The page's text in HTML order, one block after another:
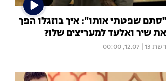
"סתם שפטתי אותו": איך בוזגלו הפך
את שיר ואלעד למעריצים שלו?
רשת 13 12.07, 00:00